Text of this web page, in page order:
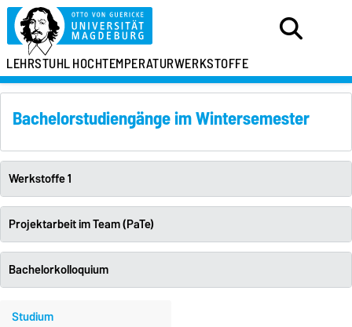
LEHRSTUHLHOCHTEMPERATURWERKSTOFFE
Bachelorstudiengänge im Wintersemester
Werkstoffe 1
Projektarbeit im Team (PaTe)
Bachelorkolloquium
Studium